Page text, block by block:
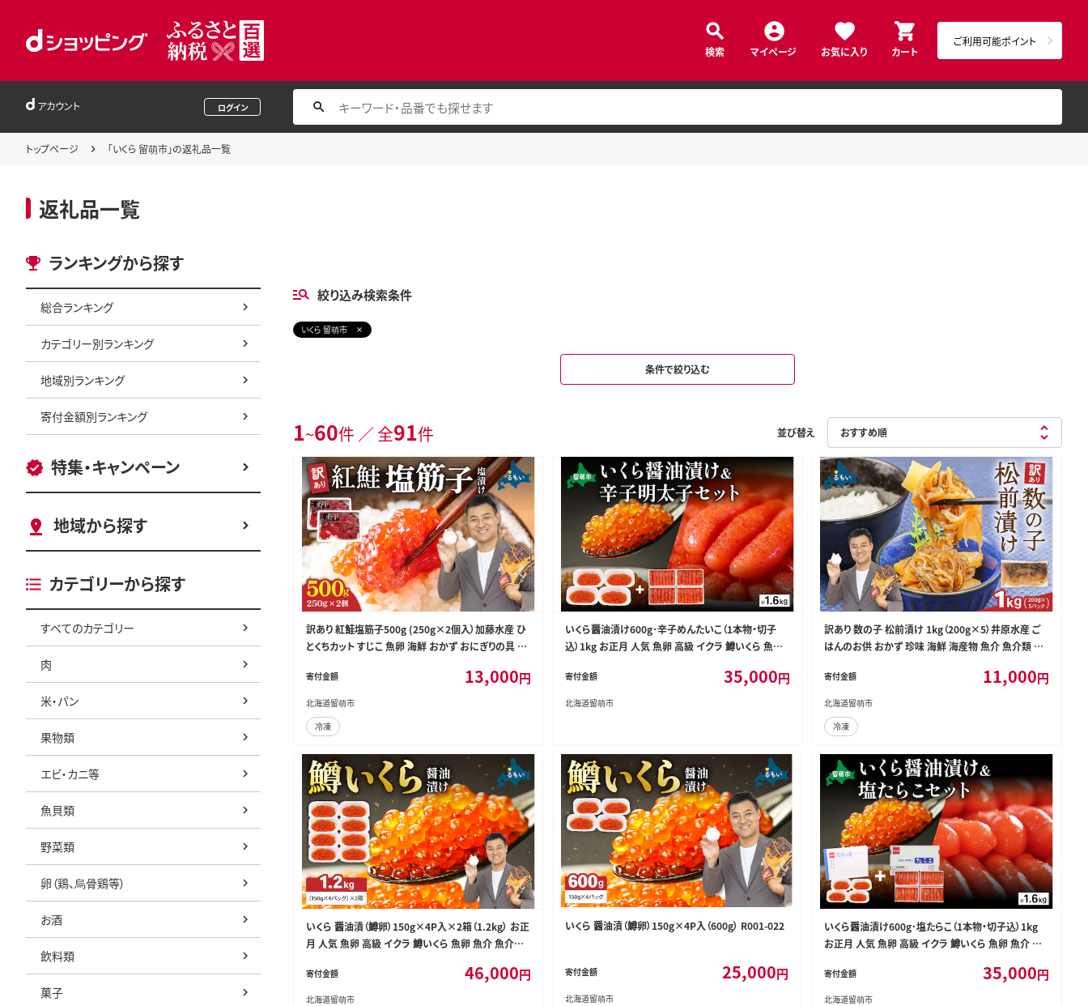
検索 マイページ お気に入り カート
ご利用可能ポイント
アカウント ログイン
トップページ 「いくら 留萌市」の返礼品一覧
返礼品一覧
ランキングから探す
総合ランキング
カテゴリー別ランキング
地域別ランキング
寄付金額別ランキング
特集・キャンペーン
地域から探す
カテゴリーから探す
すべてのカテゴリー
肉
米・パン
果物類
エビ・カニ等
魚貝類
野菜類
卵（鶏、烏骨鶏等）
お酒
飲料類
菓子
絞り込み検索条件
いくら 留萌市
条件で絞り込む
1~60件 ／ 全91件 並び替え
訳あり 紅鮭塩筋子500g (250g×2個入）加藤水産 ひ
とくちカット すじこ 魚卵 海鮮 おかず おにぎりの具 贈
寄付金額 13,000円
北海道留萌市
冷凍
いくら醤油漬け600g･辛子めんたいこ（1本物・切子
込）1kg お正月 人気 魚卵 高級 イクラ 鱒いくら 魚卵
萌 おせち R001-030
寄付金額 35,000円
北海道留萌市
訳あり 数の子 松前漬け 1kg（200g×5）井原水産 ご
はんのお供 おかず 珍味 海鮮 海産物 魚介 魚介類 お
4
寄付金額 11,000円
北海道留萌市
冷凍
いくら 醤油漬（鱒卵）150g×4P入×2箱（1.2kg） お正
月 人気 魚卵 高級 イクラ 鱒いくら 魚卵 魚介 魚介類
01-032
寄付金額 46,000円
北海道留萌市
いくら 醤油漬（鱒卵）150g×4P入（600g） R001-022
寄付金額 25,000円
北海道留萌市
いくら醤油漬け600g･塩たらこ（1本物・切子込）1kg
お正月 人気 魚卵 高級 イクラ 鱒いくら 魚卵 魚介 魚
ち R001-029
寄付金額 35,000円
北海道留萌市